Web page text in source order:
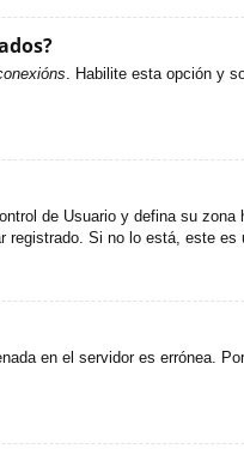
. Habilite esta opción y
de Usuario y defina su zona
Si no lo está, este es
en el servidor es errónea.